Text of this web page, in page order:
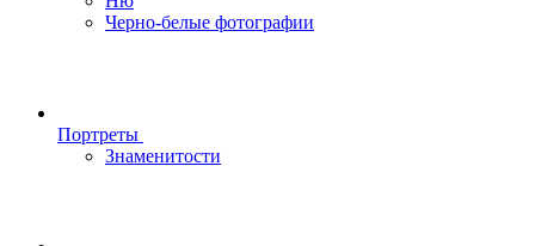
Черно-белые фотографии
Портреты
Знаменитости